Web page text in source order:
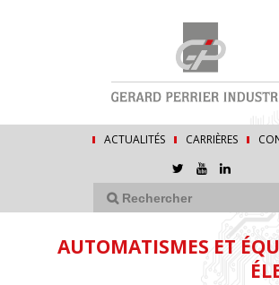
ACTUALITÉS CARRIÈRES
AUTOMATISMES ET